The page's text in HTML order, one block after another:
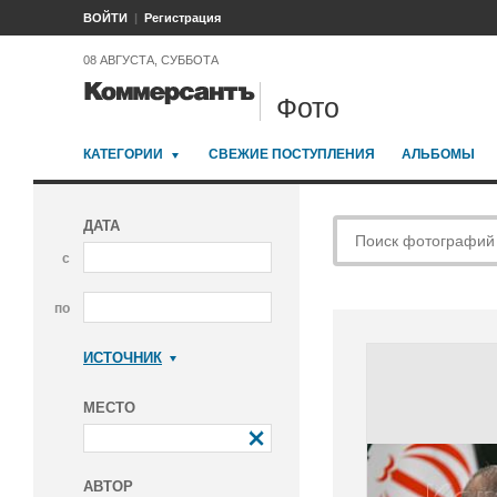
ВОЙТИ Регистрация
08 АВГУСТА, СУББОТА
Фото
КАТЕГОРИИ СВЕЖИЕ ПОСТУПЛЕНИЯ АЛЬБОМЫ
ДАТА
с
по
ИСТОЧНИК
МЕСТО
АВТОР